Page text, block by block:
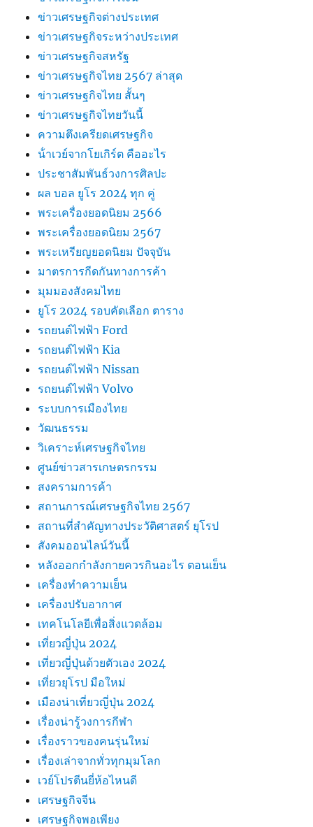
ข่าวเศรษฐกิจต่างประเทศ
ข่าวเศรษฐกิจระหว่างประเทศ
ข่าวเศรษฐกิจสหรัฐ
ข่าวเศรษฐกิจไทย 2567 ล่าสุด
ข่าวเศรษฐกิจไทย สั้นๆ
ข่าวเศรษฐกิจไทยวันนี้
ความตึงเครียดเศรษฐกิจ
น้ําเวย์จากโยเกิร์ต คืออะไร
ประชาสัมพันธ์วงการศิลปะ
ผล บอล ยูโร 2024 ทุก คู่
พระเครื่องยอดนิยม 2566
พระเครื่องยอดนิยม 2567
พระเหรียญยอดนิยม ปัจจุบัน
มาตรการกีดกันทางการค้า
มุมมองสังคมไทย
ยูโร 2024 รอบคัดเลือก ตาราง
รถยนต์ไฟฟ้า Ford
รถยนต์ไฟฟ้า Kia
รถยนต์ไฟฟ้า Nissan
รถยนต์ไฟฟ้า Volvo
ระบบการเมืองไทย
วัฒนธรรม
วิเคราะห์เศรษฐกิจไทย
ศูนย์ข่าวสารเกษตรกรรม
สงครามการค้า
สถานการณ์เศรษฐกิจไทย 2567
สถานที่สําคัญทางประวัติศาสตร์ ยุโรป
สังคมออนไลน์วันนี้
หลังออกกําลังกายควรกินอะไร ตอนเย็น
เครื่องทำความเย็น
เครื่องปรับอากาศ
เทคโนโลยีเพื่อสิ่งแวดล้อม
เที่ยวญี่ปุ่น 2024
เที่ยวญี่ปุ่นด้วยตัวเอง 2024
เที่ยวยุโรป มือใหม่
เมืองน่าเที่ยวญี่ปุ่น 2024
เรื่องน่ารู้วงการกีฬา
เรื่องราวของคนรุ่นใหม่
เรื่องเล่าจากทั่วทุกมุมโลก
เวย์โปรตีนยี่ห้อไหนดี
เศรษฐกิจจีน
เศรษฐกิจพอเพียง